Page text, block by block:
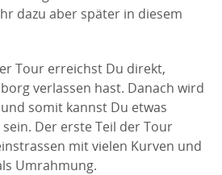
dazu aber später in diesem
Tour erreichst Du direkt,
verlassen hast. Danach wird
somit kannst Du etwas
Der erste Teil der Tour
mit vielen Kurven und
Umrahmung.